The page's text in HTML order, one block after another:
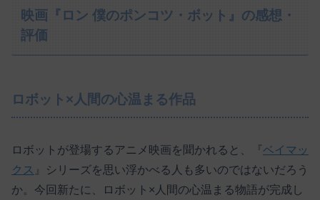
映画『ロン 僕のポンコツ・ボット』の感想・
評価
ロボット×人間の心温まる作品
ロボットが登場するアニメ映画を聞かれると、『ベイマッ
クス 』シリーズを思い浮かべる人も多いのではないだろう
か。今回新たに、ロボット×人間の心温まる物語が完成し